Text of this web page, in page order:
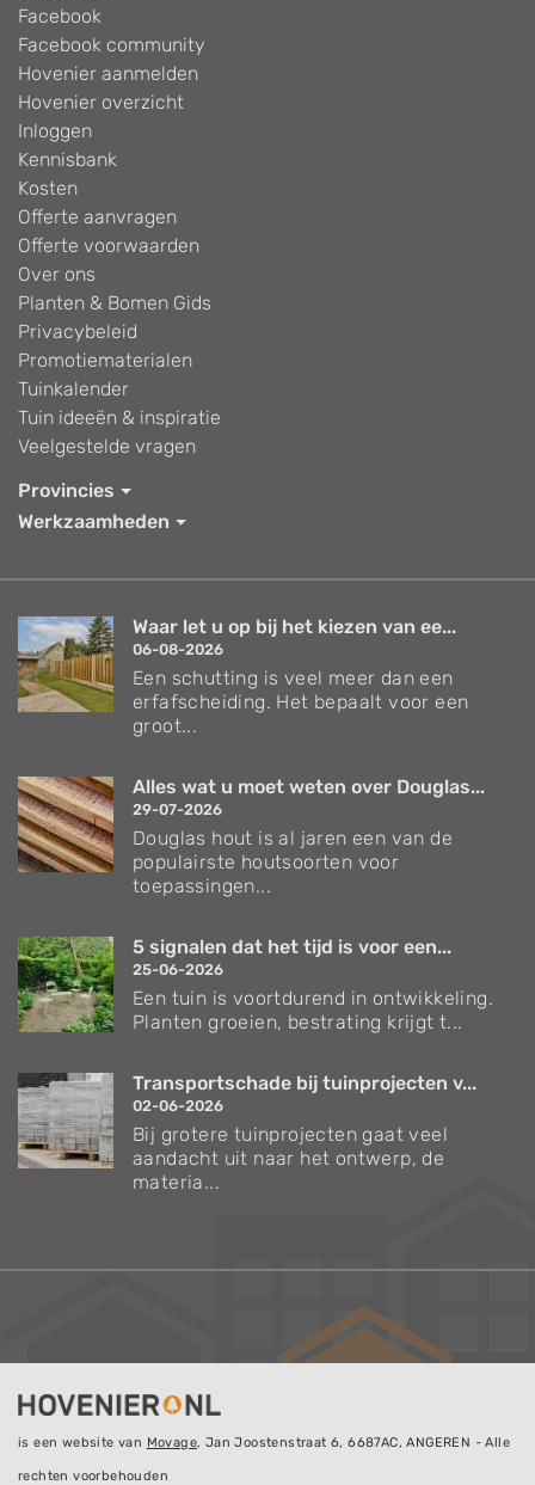
Facebook
Facebook community
Hovenier aanmelden
Hovenier overzicht
Inloggen
Kennisbank
Kosten
Offerte aanvragen
Offerte voorwaarden
Over ons
Planten & Bomen Gids
Privacybeleid
Promotiematerialen
Tuinkalender
Tuin ideeën & inspiratie
Veelgestelde vragen
Provincies
Werkzaamheden
Waar let u op bij het kiezen van ee...
06-08-2026
Een schutting is veel meer dan een
erfafscheiding. Het bepaalt voor een
groot...
Alles wat u moet weten over Douglas...
29-07-2026
Douglas hout is al jaren een van de
populairste houtsoorten voor
toepassingen...
5 signalen dat het tijd is voor een...
25-06-2026
Een tuin is voortdurend in ontwikkeling.
Planten groeien, bestrating krijgt t...
Transportschade bij tuinprojecten v...
02-06-2026
Bij grotere tuinprojecten gaat veel
aandacht uit naar het ontwerp, de
materia...
is een website van Movage, Jan Joostenstraat 6, 6687AC, ANGEREN - Alle
rechten voorbehouden